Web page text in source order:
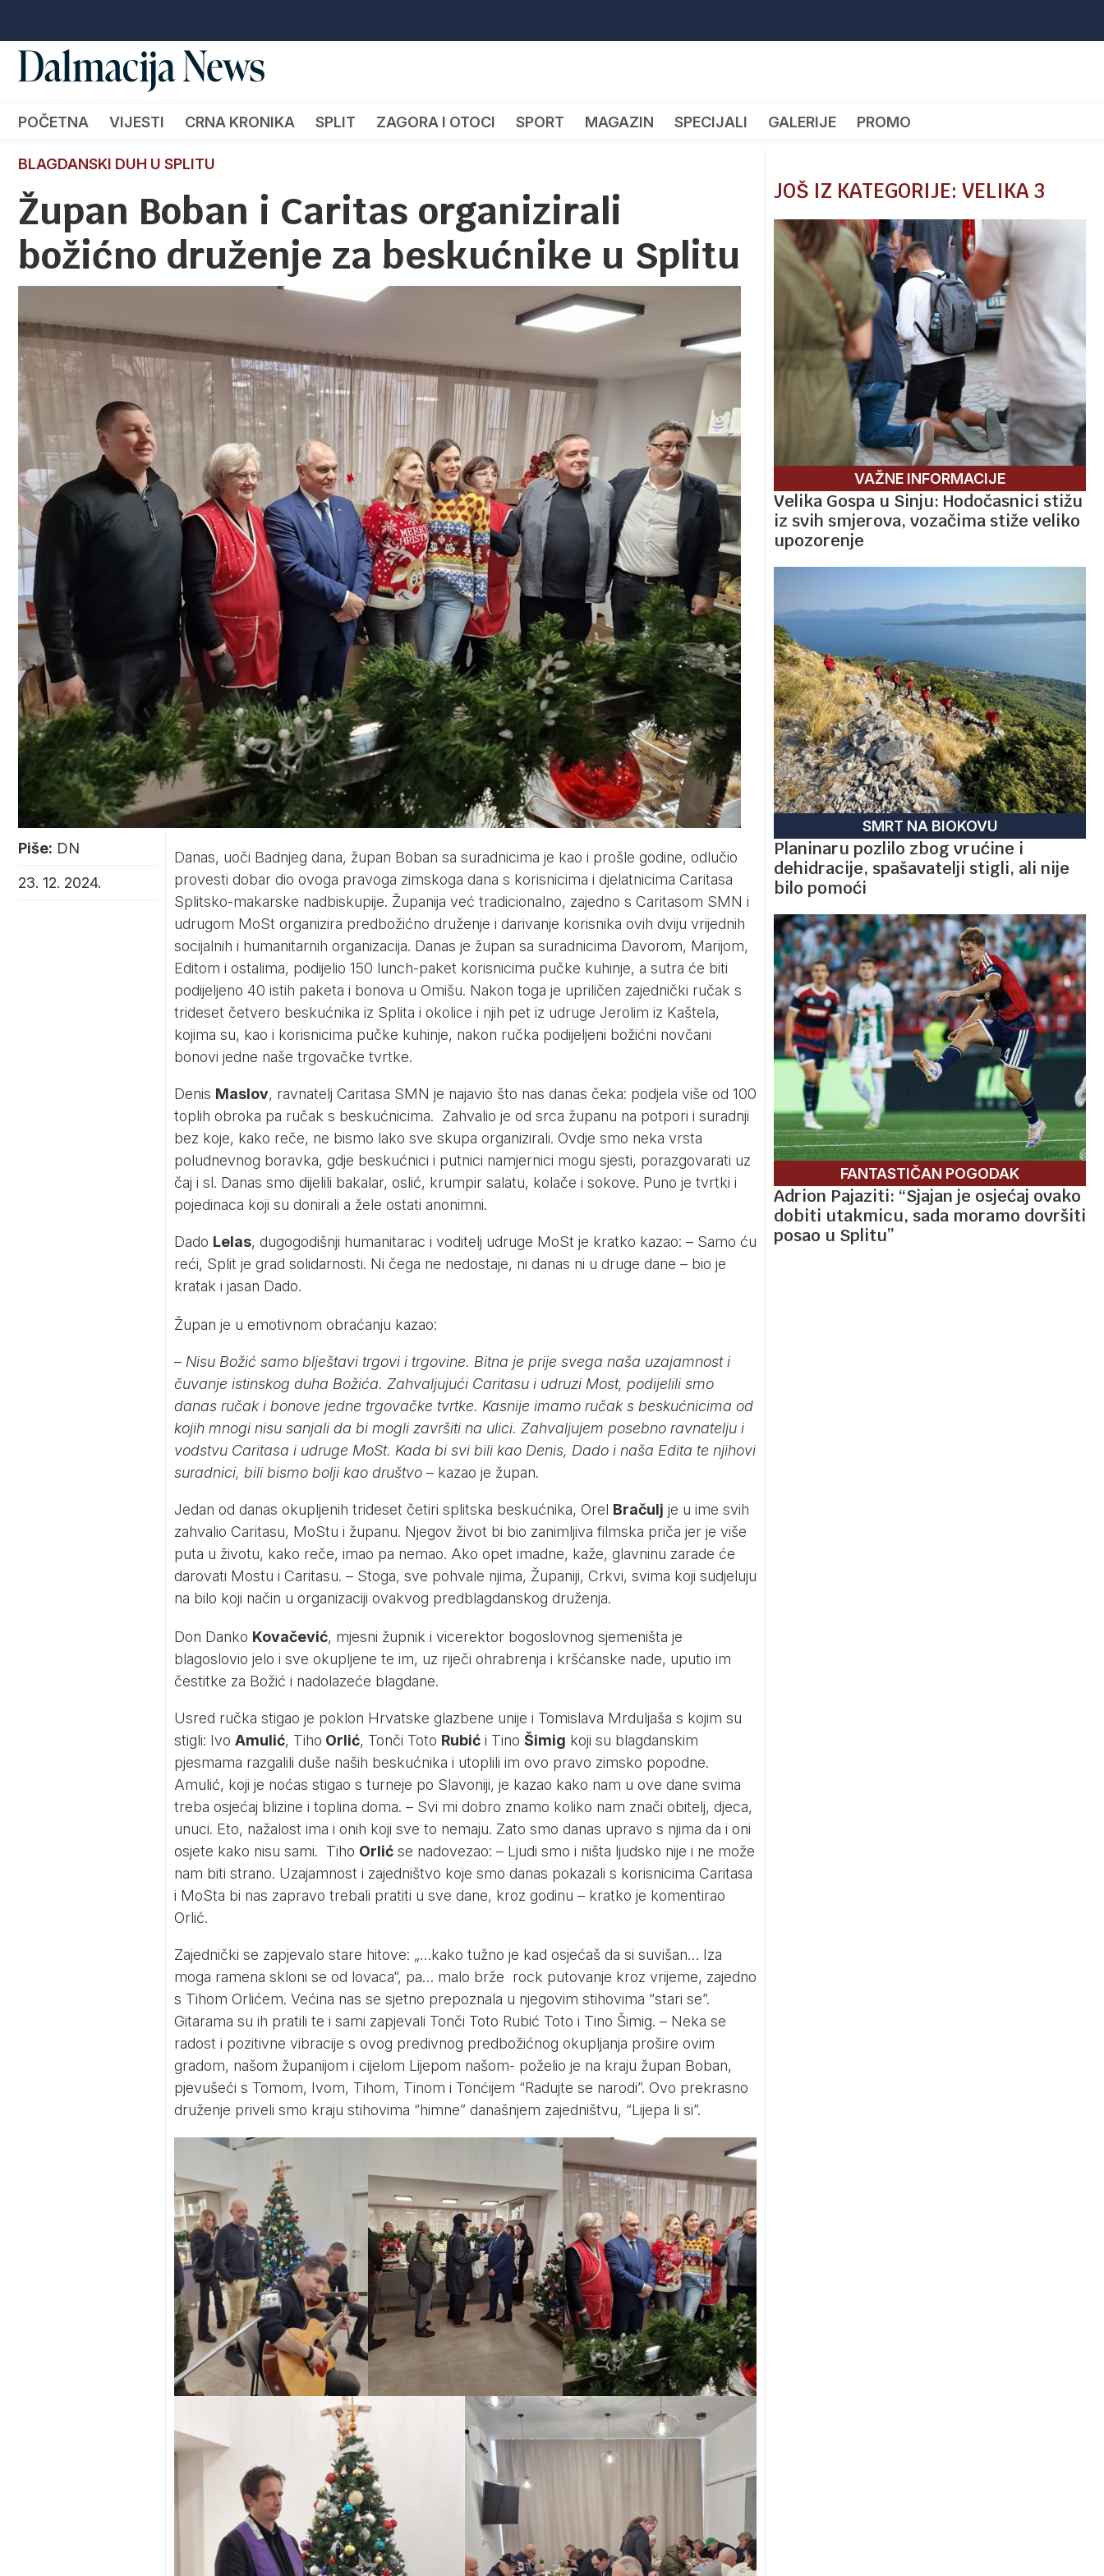
POČETNA VIJESTI CRNA KRONIKA SPLIT ZAGORA I OTOCI SPORT MAGAZIN SPECIJALI GALERIJE PROMO
BLAGDANSKI DUH U SPLITU
Župan Boban i Caritas organizirali
božićno druženje za beskućnike u Splitu
Piše: DN
23. 12. 2024.
Danas, uoči Badnjeg dana, župan Boban sa suradnicima je kao i prošle godine, odlučio
provesti dobar dio ovoga pravoga zimskoga dana s korisnicima i djelatnicima Caritasa
Splitsko-makarske nadbiskupije. Županija već tradicionalno, zajedno s Caritasom SMN i
udrugom MoSt organizira predbožićno druženje i darivanje korisnika ovih dviju vrijednih
socijalnih i humanitarnih organizacija. Danas je župan sa suradnicima Davorom, Marijom,
Editom i ostalima, podijelio 150 lunch-paket korisnicima pučke kuhinje, a sutra će biti
podijeljeno 40 istih paketa i bonova u Omišu. Nakon toga je upriličen zajednički ručak s
trideset četvero beskućnika iz Splita i okolice i njih pet iz udruge Jerolim iz Kaštela,
kojima su, kao i korisnicima pučke kuhinje, nakon ručka podijeljeni božićni novčani
bonovi jedne naše trgovačke tvrtke.
Denis Maslov, ravnatelj Caritasa SMN je najavio što nas danas čeka: podjela više od 100
toplih obroka pa ručak s beskućnicima. Zahvalio je od srca županu na potpori i suradnji
bez koje, kako reče, ne bismo lako sve skupa organizirali. Ovdje smo neka vrsta
poludnevnog boravka, gdje beskućnici i putnici namjernici mogu sjesti, porazgovarati uz
čaj i sl. Danas smo dijelili bakalar, oslić, krumpir salatu, kolače i sokove. Puno je tvrtki i
pojedinaca koji su donirali a žele ostati anonimni.
Dado Lelas, dugogodišnji humanitarac i voditelj udruge MoSt je kratko kazao: – Samo ću
reći, Split je grad solidarnosti. Ni čega ne nedostaje, ni danas ni u druge dane – bio je
kratak i jasan Dado.
Župan je u emotivnom obraćanju kazao:
– Nisu Božić samo blještavi trgovi i trgovine. Bitna je prije svega naša uzajamnost i
čuvanje istinskog duha Božića. Zahvaljujući Caritasu i udruzi Most, podijelili smo
danas ručak i bonove jedne trgovačke tvrtke. Kasnije imamo ručak s beskućnicima od
kojih mnogi nisu sanjali da bi mogli završiti na ulici. Zahvaljujem posebno ravnatelju i
vodstvu Caritasa i udruge MoSt. Kada bi svi bili kao Denis, Dado i naša Edita te njihovi
suradnici, bili bismo bolji kao društvo– kazao je župan.
Jedan od danas okupljenih trideset četiri splitska beskućnika, Orel Bračulj je u ime svih
zahvalio Caritasu, MoStu i županu. Njegov život bi bio zanimljiva filmska priča jer je više
puta u životu, kako reče, imao pa nemao. Ako opet imadne, kaže, glavninu zarade će
darovati Mostu i Caritasu. – Stoga, sve pohvale njima, Županiji, Crkvi, svima koji sudjeluju
na bilo koji način u organizaciji ovakvog predblagdanskog druženja.
Don Danko Kovačević, mjesni župnik i vicerektor bogoslovnog sjemeništa je
blagoslovio jelo i sve okupljene te im, uz riječi ohrabrenja i kršćanske nade, uputio im
čestitke za Božić i nadolazeće blagdane.
Usred ručka stigao je poklon Hrvatske glazbene unije i Tomislava Mrduljaša s kojim su
stigli: Ivo Amulić, Tiho Orlić, Tonči Toto Rubići Tino Šimig koji su blagdanskim
pjesmama razgalili duše naših beskućnika i utoplili im ovo pravo zimsko popodne.
Amulić, koji je noćas stigao s turneje po Slavoniji, je kazao kako nam u ove dane svima
treba osjećaj blizine i toplina doma. – Svi mi dobro znamo koliko nam znači obitelj, djeca,
unuci. Eto, nažalost ima i onih koji sve to nemaju. Zato smo danas upravo s njima da i oni
osjete kako nisu sami. Tiho Orlićse nadovezao: – Ljudi smo i ništa ljudsko nije i ne može
nam biti strano. Uzajamnost i zajedništvo koje smo danas pokazali s korisnicima Caritasa
i MoSta bi nas zapravo trebali pratiti u sve dane, kroz godinu – kratko je komentirao
Orlić.
Zajednički se zapjevalo stare hitove: „…kako tužno je kad osjećaš da si suvišan… Iza
moga ramena skloni se od lovaca“, pa… malo brže rock putovanje kroz vrijeme, zajedno
s Tihom Orlićem. Većina nas se sjetno prepoznala u njegovim stihovima “stari se”.
Gitarama su ih pratili te i sami zapjevali Tonči Toto Rubić Toto i Tino Šimig. – Neka se
radost i pozitivne vibracije s ovog predivnog predbožićnog okupljanja prošire ovim
gradom, našom županijom i cijelom Lijepom našom- poželio je na kraju župan Boban,
pjevušeći s Tomom, Ivom, Tihom, Tinom i Tonćijem “Radujte se narodi”. Ovo prekrasno
druženje priveli smo kraju stihovima “himne” današnjem zajedništvu, “Lijepa li si”.
JOŠ IZ KATEGORIJE: VELIKA 3
VAŽNE INFORMACIJE
Velika Gospa u Sinju: Hodočasnici stižu
iz svih smjerova, vozačima stiže veliko
upozorenje
SMRT NA BIOKOVU
Planinaru pozlilo zbog vrućine i
dehidracije, spašavatelji stigli, ali nije
bilo pomoći
FANTASTIČAN POGODAK
Adrion Pajaziti: “Sjajan je osjećaj ovako
dobiti utakmicu, sada moramo dovršiti
posao u Splitu”